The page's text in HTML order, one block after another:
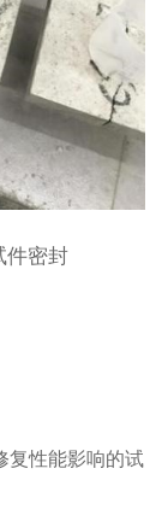
件密封
复性能影响的试